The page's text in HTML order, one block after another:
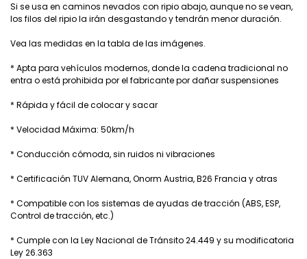
Si se usa en caminos nevados con ripio abajo, aunque no se vean,
los filos del ripio la irán desgastando y tendrán menor duración.
Vea las medidas en la tabla de las imágenes.
* Apta para vehículos modernos, donde la cadena tradicional no
entra o está prohibida por el fabricante por dañar suspensiones
* Rápida y fácil de colocar y sacar
* Velocidad Máxima: 50km/h
* Conducción cómoda, sin ruidos ni vibraciones
* Certificación TUV Alemana, Onorm Austria, B26 Francia y otras
* Compatible con los sistemas de ayudas de tracción (ABS, ESP,
Control de tracción, etc.)
* Cumple con la Ley Nacional de Tránsito 24.449 y su modificatoria
Ley 26.363